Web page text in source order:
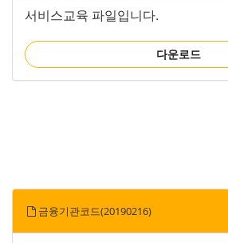
서비스교육 파일입니다.
다운로드
금융기관코드(20190216)